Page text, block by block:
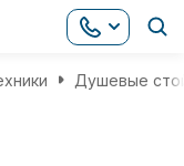
Душевые